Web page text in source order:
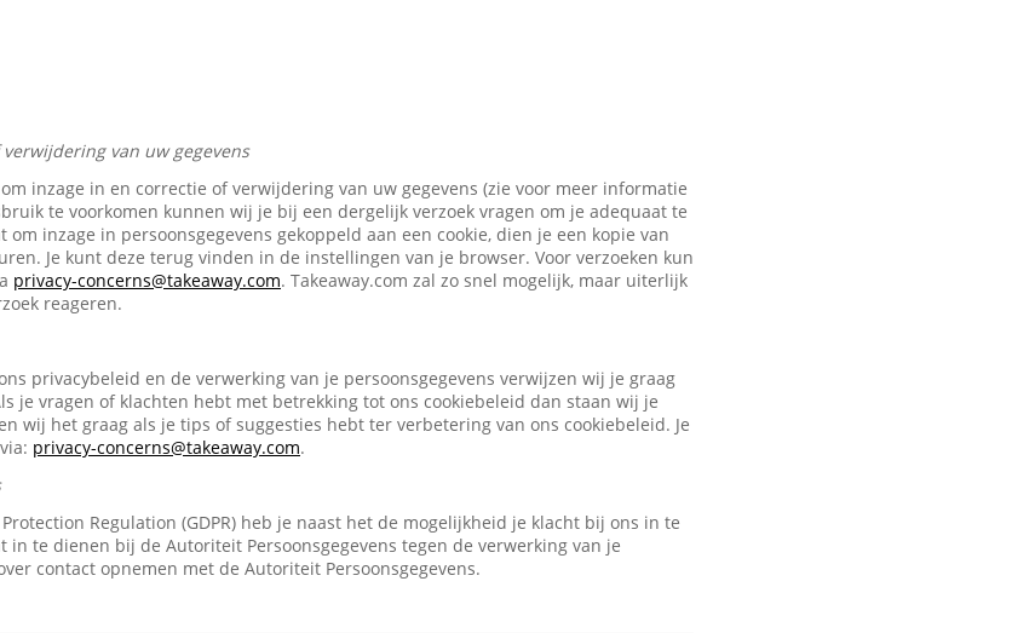
van uw gegevens
inzage in en correctie of verwijdering van uw gegevens (zie voor meer informatie
te voorkomen kunnen wij je bij een dergelijk verzoek vragen om je adequaat te
inzage in persoonsgegevens gekoppeld aan een cookie, dien je een kopie van
Je kunt deze terug vinden in de instellingen van je browser. Voor verzoeken kun
privacy-concerns@takeaway.com. Takeaway.com zal zo snel mogelijk, maar uiterlijk
reageren.
privacybeleid en de verwerking van je persoonsgegevens verwijzen wij je graag
je vragen of klachten hebt met betrekking tot ons cookiebeleid dan staan wij je
wij het graag als je tips of suggesties hebt ter verbetering van ons cookiebeleid. Je
privacy-concerns@takeaway.com.
Regulation (GDPR) heb je naast het de mogelijkheid je klacht bij ons in te
in te dienen bij de Autoriteit Persoonsgegevens tegen de verwerking van je
contact opnemen met de Autoriteit Persoonsgegevens.